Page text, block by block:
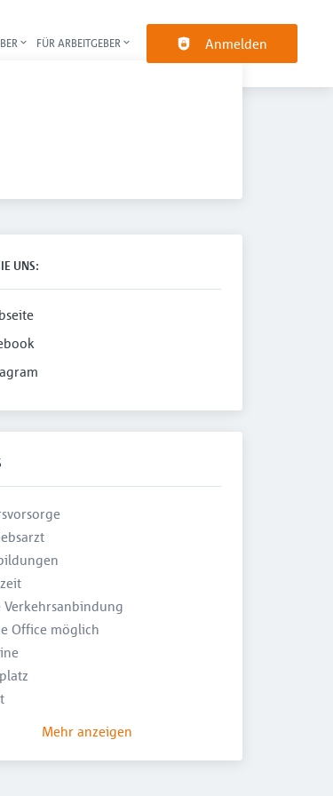
FÜR ARBEITGEBER Anmelden
UNS:
Verkehrsanbindung
Office möglich
Mehr anzeigen